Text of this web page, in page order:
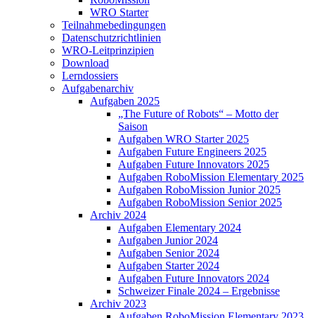
WRO Starter
Teilnahmebedingungen
Datenschutzrichtlinien
WRO-Leitprinzipien
Download
Lerndossiers
Aufgabenarchiv
Aufgaben 2025
„The Future of Robots“ – Motto der
Saison
Aufgaben WRO Starter 2025
Aufgaben Future Engineers 2025
Aufgaben Future Innovators 2025
Aufgaben RoboMission Elementary 2025
Aufgaben RoboMission Junior 2025
Aufgaben RoboMission Senior 2025
Archiv 2024
Aufgaben Elementary 2024
Aufgaben Junior 2024
Aufgaben Senior 2024
Aufgaben Starter 2024
Aufgaben Future Innovators 2024
Schweizer Finale 2024 – Ergebnisse
Archiv 2023